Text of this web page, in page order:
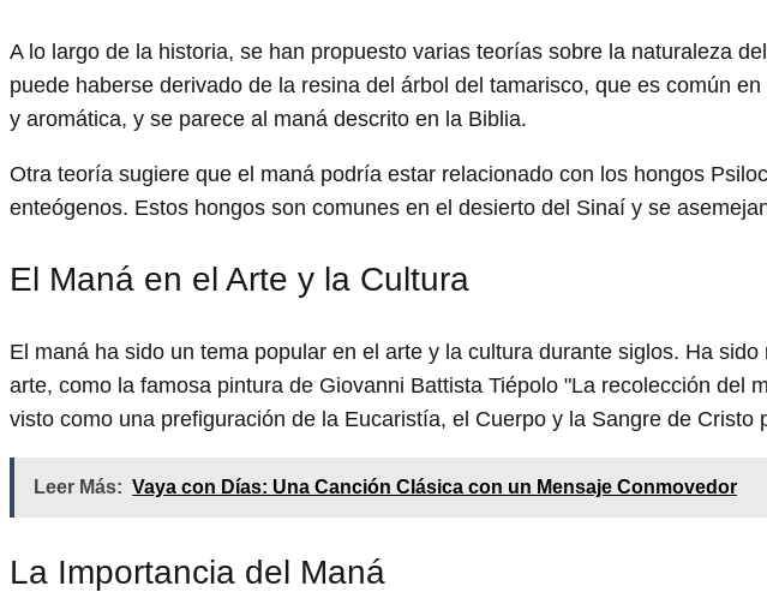
A lo largo de la historia, se han propuesto varias teorías sobre la naturaleza
puede haberse derivado de la resina del árbol del tamarisco, que es común
y aromática, y se parece al maná descrito en la Biblia.
Otra teoría sugiere que el maná podría estar relacionado con los hongos
enteógenos. Estos hongos son comunes en el desierto del Sinaí y se
El Maná en el Arte y la Cultura
El maná ha sido un tema popular en el arte y la cultura durante siglos. Ha
arte, como la famosa pintura de Giovanni Battista Tiépolo "La recolección del
visto como una prefiguración de la Eucaristía, el Cuerpo y la Sangre de Cristo
Leer Más: Vaya con Días: Una Canción Clásica con un Mensaje Conmovedor
La Importancia del Maná